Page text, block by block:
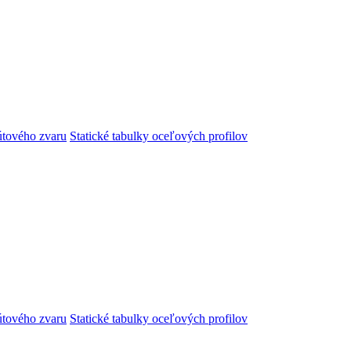
zvaru Statické tabulky oceľových profilov
zvaru Statické tabulky oceľových profilov